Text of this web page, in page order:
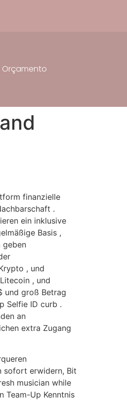
Orçamento
finanzielle
.
ein inklusive
Basis ,
geben
, und
, und
und groß Betrag
Selfie ID curb .
an
extra Zugang
sofort erwidern, Bit
musician while
Team-Up Kenntnis